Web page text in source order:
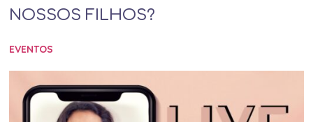
NOSSOS FILHOS?
EVENTOS